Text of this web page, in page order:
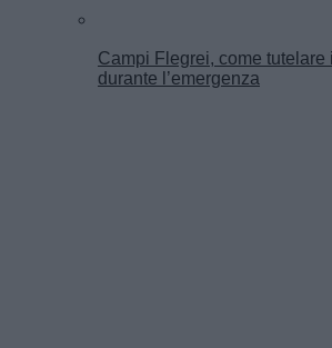
Campi Flegrei, come tutelare
durante l’emergenza